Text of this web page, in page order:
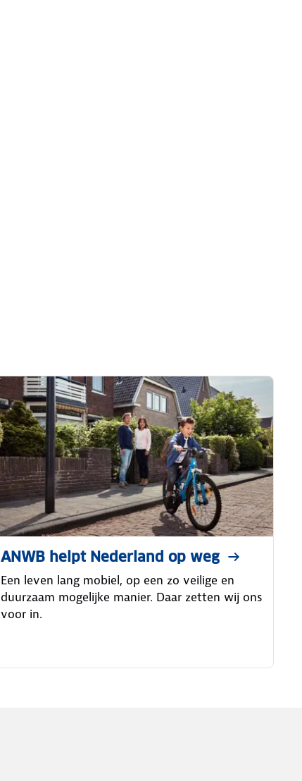
ANWB helpt Nederland op weg
Een leven lang mobiel, op een zo veilige en
duurzaam mogelijke manier. Daar zetten wij ons
voor in.